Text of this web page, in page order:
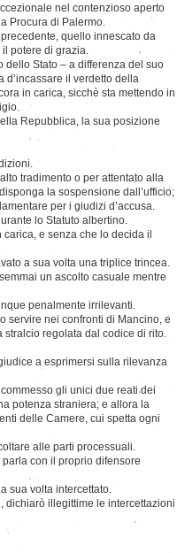
nel contenzioso aperto
Procura di Palermo.
quello innescato da
potere di grazia.
dello Stato – a differenza del suo
d’incassare il verdetto della
in carica, sicchè sta mettendo in
Repubblica, la sua posizione
tradimento o per attentato alla
la sospensione dall’ufficio;
per i giudizi d’accusa.
lo Statuto albertino.
e senza che lo decida il
a sua volta una triplice trincea.
un ascolto casuale mentre
penalmente irrilevanti.
servire nei confronti di Mancino, e
stralcio regolata dal codice di rito.
a esprimersi sulla rilevanza
gli unici due reati dei
potenza straniera; e allora la
delle Camere, cui spetta ogni
alle parti processuali.
con il proprio difensore
sua volta intercettato.
dichiarò illegittime le intercettazioni